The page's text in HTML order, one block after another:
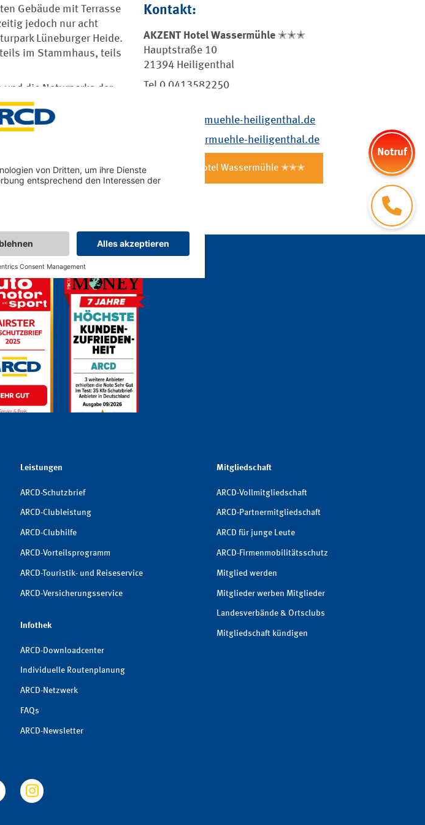
Gebäude mit Terrasse
jedoch nur acht
Lüneburger Heide.
im Stammhaus, teils
und die Naturparks der
Auch die
hervoragende Basis
Kontakt:
AKZENT Hotel Wassermühle ✭✭✭
Hauptstraße 10
21394 Heiligenthal
Tel 0 0413582250
www.wassermuehle-heiligenthal.de
mail@wassermuehle-heiligenthal.de
AKZENT Hotel Wassermühle ✭✭✭
Leistungen
ARCD-Schutzbrief
ARCD-Clubleistung
ARCD-Clubhilfe
ARCD-Vorteilsprogramm
ARCD-Touristik- und Reiseservice
ARCD-Versicherungsservice
Infothek
ARCD-Downloadcenter
Individuelle Routenplanung
ARCD-Netzwerk
FAQs
ARCD-Newsletter
Mitgliedschaft
ARCD-Vollmitgliedschaft
ARCD-Partnermitgliedschaft
ARCD für junge Leute
ARCD-Firmenmobilitätsschutz
Mitglied werden
Mitglieder werben Mitglieder
Landesverbände & Ortsclubs
Mitgliedschaft kündigen
Notruf
Kontakt